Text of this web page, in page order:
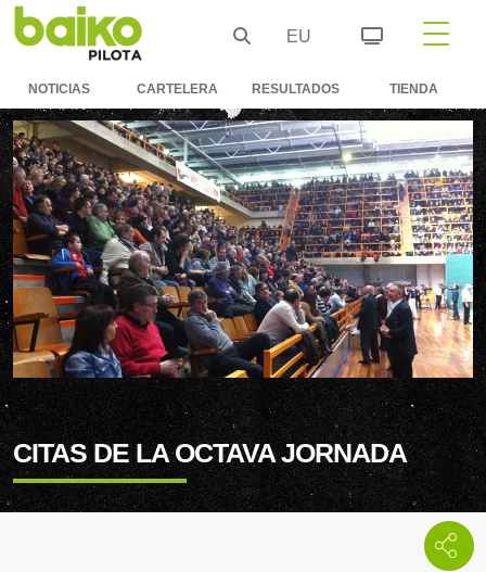
EU
NOTICIAS CARTELERA RESULTADOS TIENDA
CITAS DE LA OCTAVA JORNADA